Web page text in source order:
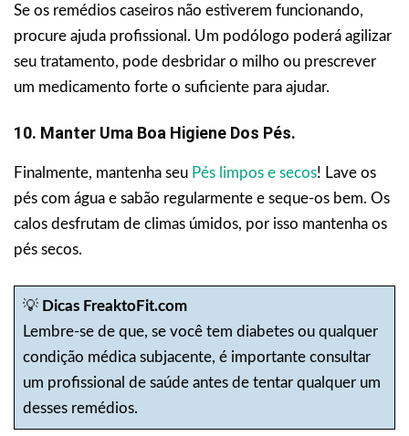
Se os remédios caseiros não estiverem funcionando,
procure ajuda profissional. Um podólogo poderá agilizar
seu tratamento, pode desbridar o milho ou prescrever
um medicamento forte o suficiente para ajudar.
10. Manter Uma Boa Higiene Dos Pés.
Finalmente, mantenha seu Pés limpos e secos! Lave os
pés com água e sabão regularmente e seque-os bem. Os
calos desfrutam de climas úmidos, por isso mantenha os
pés secos.
💡 Dicas FreaktoFit.com
Lembre-se de que, se você tem diabetes ou qualquer
condição médica subjacente, é importante consultar
um profissional de saúde antes de tentar qualquer um
desses remédios.